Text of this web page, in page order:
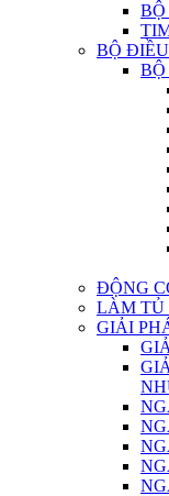
BỘ
ĐỘNG
LÀM TỦ
GIẢI